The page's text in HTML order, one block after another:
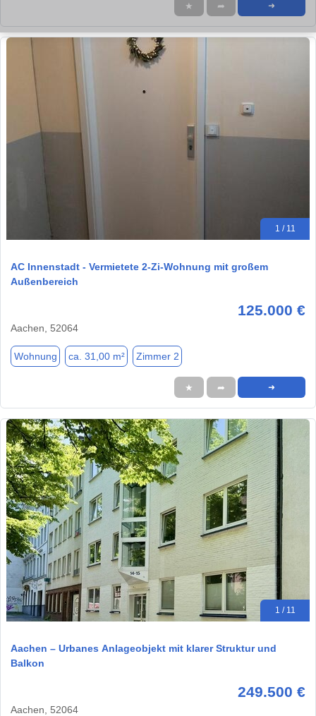
★ ➦ ➜
1 / 11
AC Innenstadt - Vermietete 2-Zi-Wohnung mit großem
Außenbereich
125.000 €
Aachen, 52064
Wohnung ca. 31,00 m² Zimmer 2
★ ➦ ➜
1 / 11
Aachen – Urbanes Anlageobjekt mit klarer Struktur und
Balkon
249.500 €
Aachen, 52064